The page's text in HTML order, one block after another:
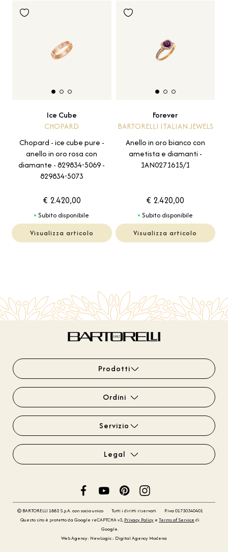
Ice Cube
CHOPARD
Chopard - ice cube pure -
anello in oro rosa con
diamante - 829834-5069 -
829834-5073
€ 2.420,00
Subito disponibile
Visualizza articolo
Forever
BARTORELLI ITALIAN JEWELS
Anello in oro bianco con
ametista e diamanti -
1AN0271615/1
€ 2.420,00
Subito disponibile
Visualizza articolo
Prodotti
Ordini
Servizio
Legal
© BARTORELLI 1882 S.p.A. con socio unico Tutti i diritti riservati
P.iva 01730340401
Questo sito è protetto da Google reCAPTCHA v3, Privacy Policy e Terms of Service di
Google.
Web Agency: NewLogic - Digital Agency Modena